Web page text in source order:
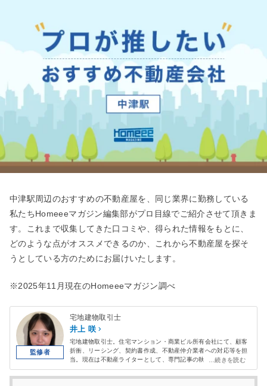
中津駅周辺のおすすめの不動産屋を、同じ業界に勤務している
私たちHomeeeマガジン編集部がプロ目線でご紹介させて頂きま
す。これまで収集してきた口コミや、得られた情報をもとに、
どのような点がオススメできるのか、これから不動産屋を探そ
うとしている方のためにお届けいたします。
※2025年11月現在のHomeeeマガジン調べ
宅地建物取引士
井上 咲
宅地建物取引士。住宅マンション・商業ビル所有会社にて、顧客
折衝、リーシング、契約書作成、不動産仲介業者への対応等を担
当。現在は不動産ライターとして、専門記事の執筆を行ってい
る。